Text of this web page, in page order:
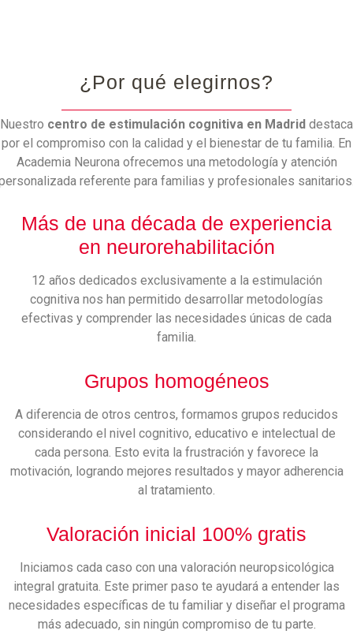
¿Por qué elegirnos?
Nuestro centro de estimulación cognitiva en Madrid destaca
por el compromiso con la calidad y el bienestar de tu familia. En
Academia Neurona ofrecemos una metodología y atención
referente para familias y profesionales
Más de una década de experiencia
en neurorehabilitación
12 años dedicados exclusivamente a la estimulación
cognitiva nos han permitido desarrollar metodologías
efectivas y comprender las necesidades únicas de cada
familia.
Grupos homogéneos
A diferencia de otros centros, formamos grupos reducidos
considerando el nivel cognitivo, educativo e intelectual de
cada persona. Esto evita la frustración y favorece la
motivación, logrando mejores resultados y mayor adherencia
al tratamiento.
Valoración inicial 100% gratis
Iniciamos cada caso con una valoración neuropsicológica
integral gratuita. Este primer paso te ayudará a entender las
necesidades específicas de tu familiar y diseñar el programa
más adecuado, sin ningún compromiso de tu parte.